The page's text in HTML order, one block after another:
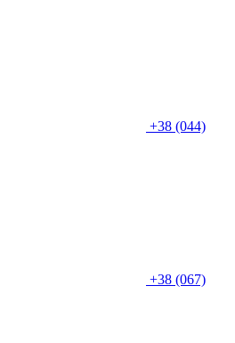
+38 (044)
+38 (067)